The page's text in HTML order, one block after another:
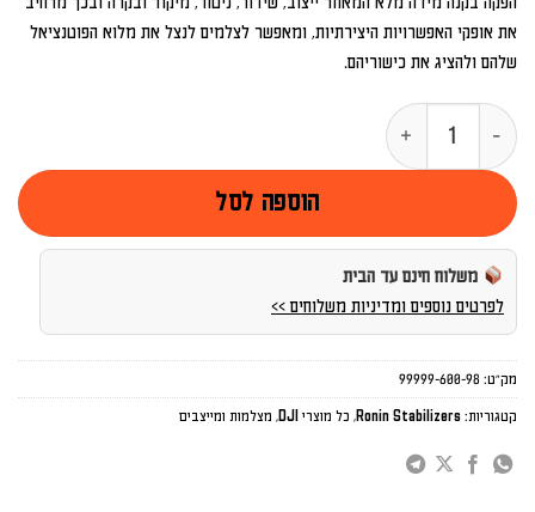
את אופקי האפשרויות היצירתיות, ומאפשר לצלמים לנצל את מלוא הפוטנציאל
שלהם ולהציג את כישוריהם.
כמות של DJI RS 4 PRO
הוספה לסל
משלוח חינם עד הבית
לפרטים נוספים ומדיניות משלוחים >>
מק"ט: 99999-600-98
קטגוריות: Ronin Stabilizers
, כל מוצרי DJI , מצלמות ומייצבים